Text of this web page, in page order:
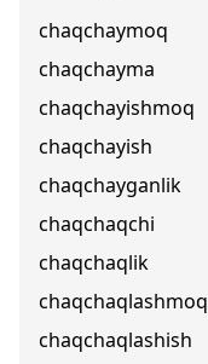
chaqchaymoq
chaqchayma
chaqchayishmoq
chaqchayish
chaqchayganlik
chaqchaqchi
chaqchaqlik
chaqchaqlashmoq
chaqchaqlashish